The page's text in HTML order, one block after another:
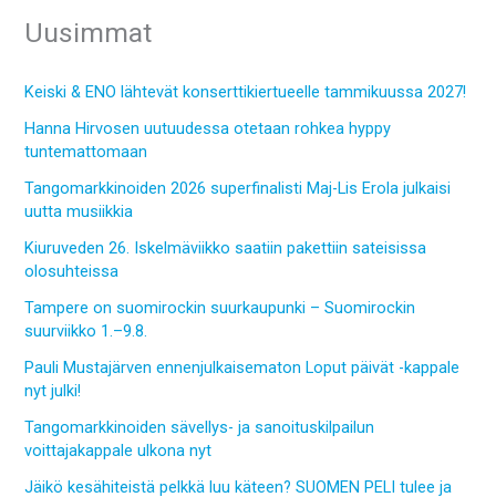
Uusimmat
Keiski & ENO lähtevät konserttikiertueelle tammikuussa 2027!
Hanna Hirvosen uutuudessa otetaan rohkea hyppy
tuntemattomaan
Tangomarkkinoiden 2026 superfinalisti Maj-Lis Erola julkaisi
uutta musiikkia
Kiuruveden 26. Iskelmäviikko saatiin pakettiin sateisissa
olosuhteissa
Tampere on suomirockin suurkaupunki – Suomirockin
suurviikko 1.–9.8.
Pauli Mustajärven ennenjulkaisematon Loput päivät -kappale
nyt julki!
Tangomarkkinoiden sävellys- ja sanoituskilpailun
voittajakappale ulkona nyt
Jäikö kesähiteistä pelkkä luu käteen? SUOMEN PELI tulee ja